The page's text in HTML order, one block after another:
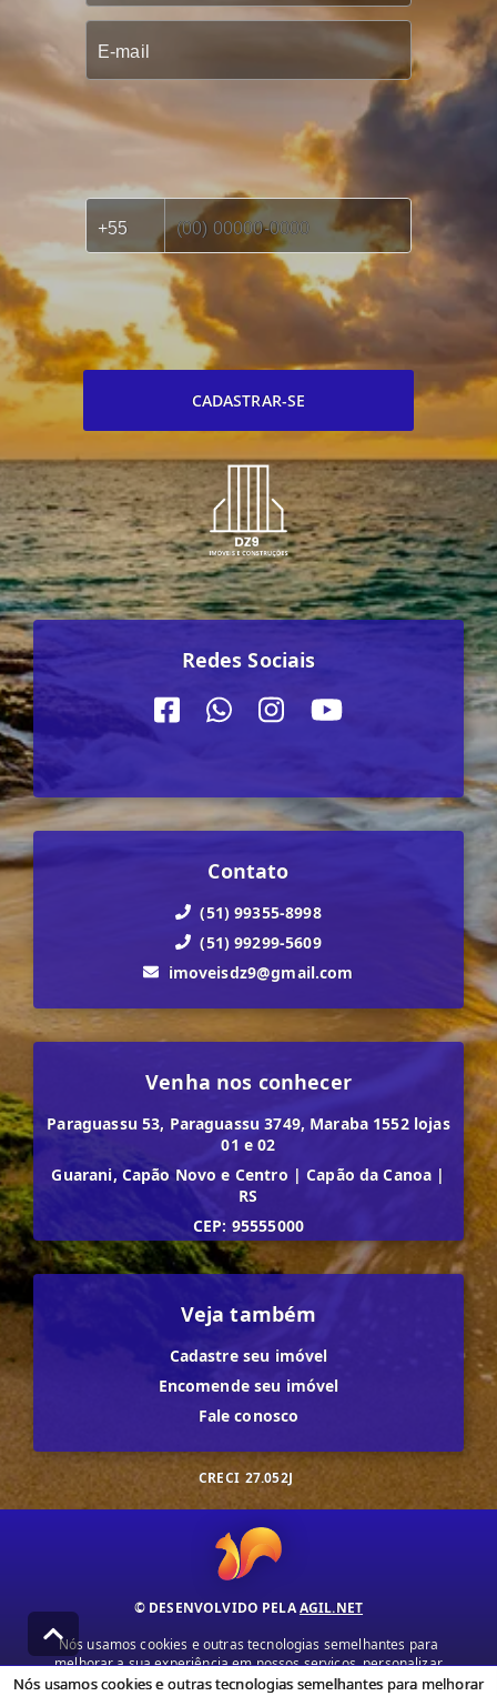
CADASTRAR-SE
Redes Sociais
Contato
(51) 99355-8998
(51) 99299-5609
imoveisdz9@gmail.com
Venha nos conhecer
Paraguassu 53, Paraguassu 3749, Maraba 1552 lojas
01 e 02
Guarani, Capão Novo e Centro | Capão da Canoa |
RS
CEP: 95555000
Veja também
Cadastre seu imóvel
Encomende seu imóvel
Fale conosco
CRECI 27.052J
© DESENVOLVIDO PELAAGIL.NET
Nós usamos cookies e outras tecnologias semelhantes para
melhorar a sua experiência em nossos serviços, personalizar
publicidade e recomendar conteúdo de seu interesse. Ao utilizar
Nós usamos cookies e outras tecnologias semelhantes para melhorar